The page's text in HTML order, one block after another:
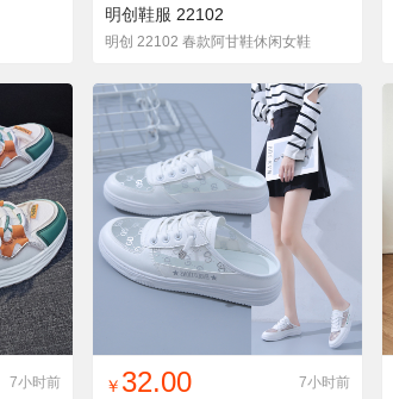
明创鞋服 22102
明创 22102 春款阿甘鞋休闲女鞋
收藏
7小时前 找同款 加入铺货单 收藏
￥ 32.00 7小时前